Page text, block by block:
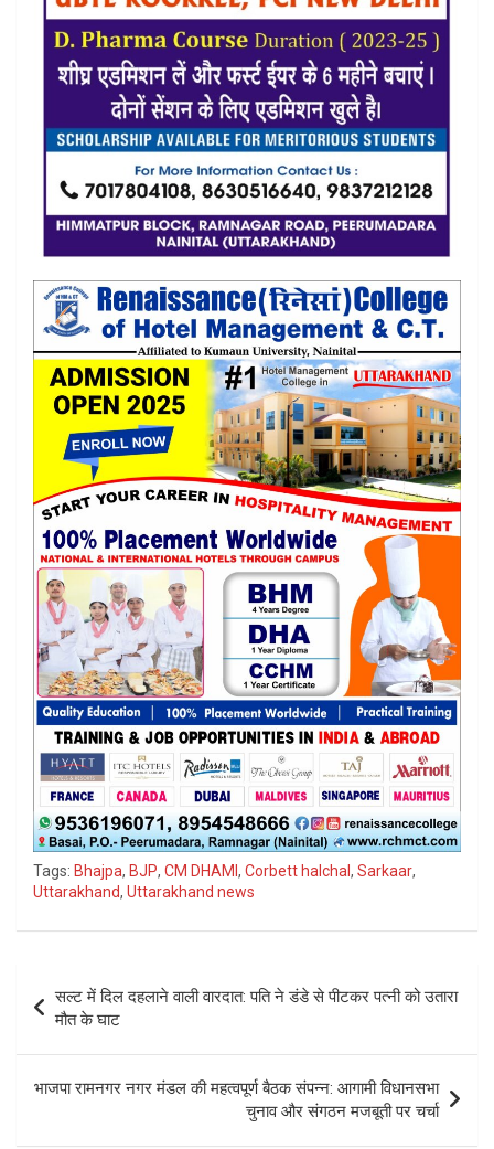
Tags: Bhajpa, BJP, CM DHAMI, Corbett halchal, Sarkaar,
Uttarakhand, Uttarakhand news
navigation
सल्ट में दिल दहलाने वाली वारदात: पति ने डंडे से पीटकर पत्नी को उतारा
मौत के घाट
भाजपा रामनगर नगर मंडल की महत्वपूर्ण बैठक संपन्न: आगामी विधानसभा
चुनाव और संगठन मजबूती पर चर्चा